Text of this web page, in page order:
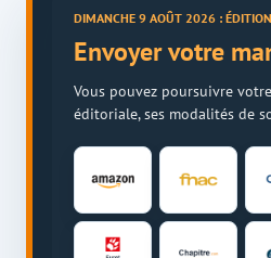
DIMANCHE 9 AOÛT 2026 :
Envoyer votre
Vous pouvez poursuivre
éditoriale, ses modalités de